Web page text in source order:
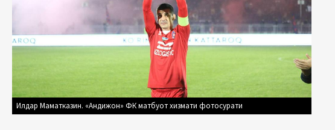
Илдар Маматказин. «Андижон» ФК матбуот хизмати фотосурати